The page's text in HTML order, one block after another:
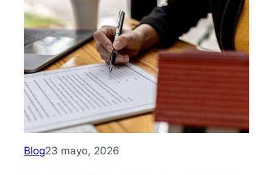
clara
para
entender
su
importancia
y
beneficios
Blog23 mayo, 2026